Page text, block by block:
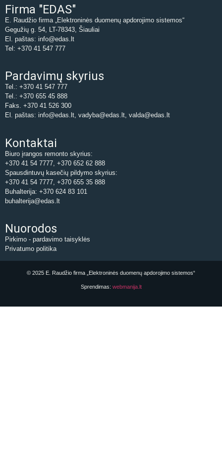
Firma "EDAS"
E. Raudžio firma „Elektroninės duomenų apdorojimo sistemos“
Gegužių g. 54, LT-78343, Šiauliai
El. paštas: info@edas.lt
Tel: +370 41 547 777
Pardavimų skyrius
Tel.: +370 41 547 777
Tel.: +370 655 45 888
Faks. +370 41 526 300
El. paštas: info@edas.lt, vadyba@edas.lt, valda@edas.lt
Kontaktai
Biuro įrangos remonto skyrius:
+370 41 54 7777, +370 652 62 888
Spausdintuvų kasečių pildymo skyrius:
+370 41 54 7777, +370 655 35 888
Buhalterija: +370 624 83 101
buhalterija@edas.lt
Nuorodos
Pirkimo - pardavimo taisyklės
Privatumo politika
© 2025 E. Raudžio firma „Elektroninės duomenų apdorojimo sistemos“
Sprendimas: webmanija.lt